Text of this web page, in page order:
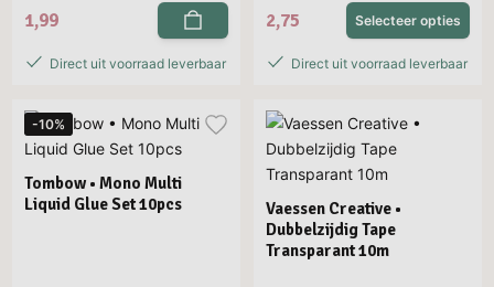
1,99
Direct uit voorraad leverbaar
2,75 Selecteer opties
Direct uit voorraad leverbaar
-10%
Tombow • Mono Multi
Liquid Glue Set 10pcs
Vaessen Creative •
Dubbelzijdig Tape
Transparant 10m